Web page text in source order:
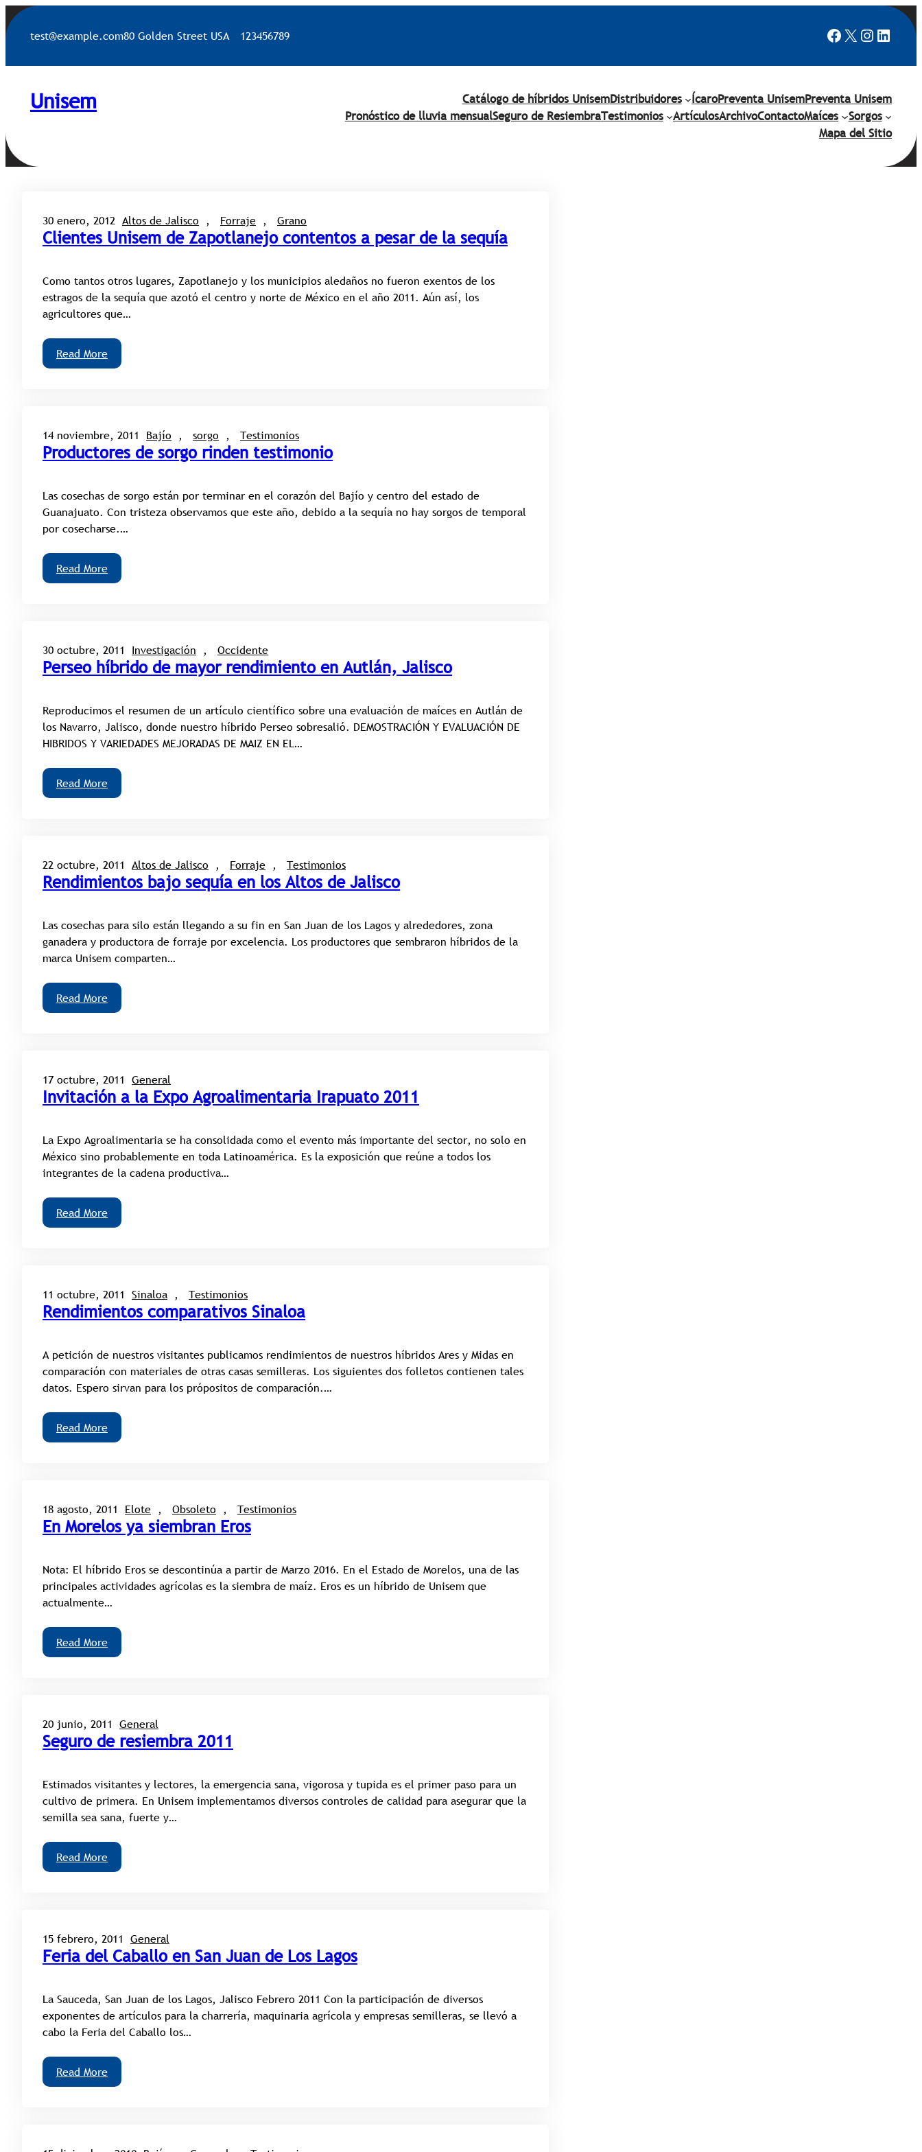
Saltar
al
test@example.com80 Golden Street USA 123456789 Facebook
X
Unisem Catálogo de híbridos UnisemDistribuidores ÍcaroPreventa UnisemPreventa Unisem
Pronóstico de lluvia mensualSeguro de ResiembraTestimonios ArtículosArchivoContactoMaíces
Sorgos
Mapa del Sitio
30 enero, 2012 Altos de Jalisco , Forraje , Grano
Clientes Unisem de Zapotlanejo contentos a pesar de la sequía
Como tantos otros lugares, Zapotlanejo y los municipios aledaños no fueron exentos de los
estragos de la sequía que azotó el centro y norte de México en el año 2011. Aún así, los
agricultores que…
Read More
14 noviembre, 2011 Bajío , sorgo , Testimonios
Productores de sorgo rinden testimonio
Las cosechas de sorgo están por terminar en el corazón del Bajío y centro del estado de
Guanajuato. Con tristeza observamos que este año, debido a la sequía no hay sorgos de temporal
por cosecharse.…
Read More
30 octubre, 2011 Investigación , Occidente
Perseo híbrido de mayor rendimiento en Autlán, Jalisco
Reproducimos el resumen de un artículo científico sobre una evaluación de maíces en Autlán de
los Navarro, Jalisco, donde nuestro híbrido Perseo sobresalió. DEMOSTRACIÓN Y EVALUACIÓN DE
HIBRIDOS Y VARIEDADES MEJORADAS DE MAIZ EN EL…
Read More
22 octubre, 2011 Altos de Jalisco , Forraje , Testimonios
Rendimientos bajo sequía en los Altos de Jalisco
Las cosechas para silo están llegando a su fin en San Juan de los Lagos y alrededores, zona
ganadera y productora de forraje por excelencia. Los productores que sembraron híbridos de la
marca Unisem comparten…
Read More
17 octubre, 2011 General
Invitación a la Expo Agroalimentaria Irapuato 2011
La Expo Agroalimentaria se ha consolidada como el evento más importante del sector, no solo en
México sino probablemente en toda Latinoamérica. Es la exposición que reúne a todos los
integrantes de la cadena productiva…
Read More
11 octubre, 2011 Sinaloa , Testimonios
Rendimientos comparativos Sinaloa
A petición de nuestros visitantes publicamos rendimientos de nuestros híbridos Ares y Midas en
comparación con materiales de otras casas semilleras. Los siguientes dos folletos contienen tales
datos. Espero sirvan para los própositos de comparación.…
Read More
18 agosto, 2011 Elote , Obsoleto , Testimonios
En Morelos ya siembran Eros
Nota: El híbrido Eros se descontinúa a partir de Marzo 2016. En el Estado de Morelos, una de las
principales actividades agrícolas es la siembra de maíz. Eros es un híbrido de Unisem que
actualmente…
Read More
20 junio, 2011 General
Seguro de resiembra 2011
Estimados visitantes y lectores, la emergencia sana, vigorosa y tupida es el primer paso para un
cultivo de primera. En Unisem implementamos diversos controles de calidad para asegurar que la
semilla sea sana, fuerte y…
Read More
15 febrero, 2011 General
Feria del Caballo en San Juan de Los Lagos
La Sauceda, San Juan de los Lagos, Jalisco Febrero 2011 Con la participación de diversos
exponentes de artículos para la charrería, maquinaria agrícola y empresas semilleras, se llevó a
cabo la Feria del Caballo los…
Read More